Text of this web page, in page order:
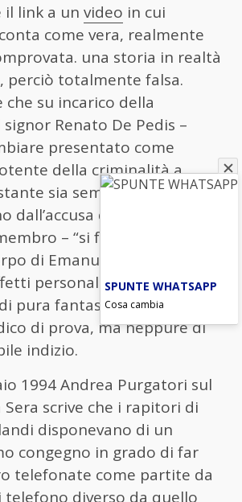
il link a un video in cui
come vera, realmente
una storia in realtà
perciò totalmente falsa.
che su incarico della
Renato De Pedis –
presentato come
della criminalità a
sia sempre stato
dall’accusa di esserne stato
– “si fa portare dove è
di Emanuela” e ne
personali”. Tutte
pura fantasia, senza uno
di prova, ma neppure di
indizio.
1994 Andrea Purgatori sul
scrive che i rapitori di
disponevano di un
congegno in grado di far
telefonate come partite da
telefono diverso da quello
SPUNTE WHATSAPP
Cosa cambia